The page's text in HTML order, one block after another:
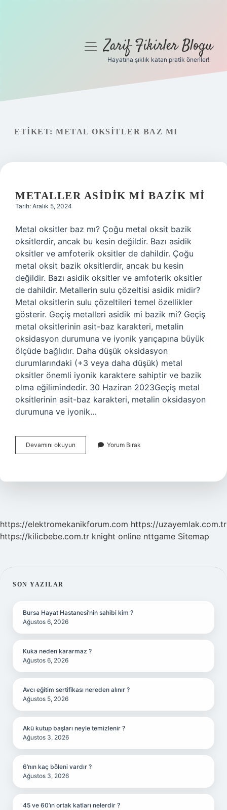
Gizlilik Politikası
menüyüZarif Fikirler Blogu
Hayatına şıklık katan pratik öneriler!
ETIKET: METAL OKSITLER BAZ MI
METALLER ASIDIK MI BAZIK MI
Tarih: Aralık 5, 2024
Metal oksitler baz mı? Çoğu metal oksit bazik
oksitlerdir, ancak bu kesin değildir. Bazı asidik
oksitler ve amfoterik oksitler de dahildir. Çoğu
metal oksit bazik oksitlerdir, ancak bu kesin
değildir. Bazı asidik oksitler ve amfoterik oksitler
de dahildir. Metallerin sulu çözeltisi asidik midir?
Metal oksitlerin sulu çözeltileri temel özellikler
gösterir. Geçiş metalleri asidik mi bazik mi? Geçiş
metal oksitlerinin asit-baz karakteri, metalin
oksidasyon durumuna ve iyonik yarıçapına büyük
ölçüde bağlıdır. Daha düşük oksidasyon
durumlarındaki (+3 veya daha düşük) metal
oksitler önemli iyonik karaktere sahiptir ve bazik
olma eğilimindedir. 30 Haziran 2023Geçiş metal
oksitlerinin asit-baz karakteri, metalin oksidasyon
durumuna ve iyonik…
Devamını okuyun Metaller
Asidik
Mi
Yorum Bırak
https://elektromekanikforum.com https://uzayemlak.com.tr
https://kilicbebe.com.tr knight online nttgame Sitemap
SIDEBAR
SON YAZILAR
Bursa Hayat Hastanesi’nin sahibi kim ?
Ağustos 6, 2026
Kuka neden kararmaz ?
Ağustos 6, 2026
Avcı eğitim sertifikası nereden alınır ?
Ağustos 5, 2026
Akü kutup başları neyle temizlenir ?
Ağustos 3, 2026
6’nın kaç böleni vardır ?
Ağustos 3, 2026
45 ve 60’ın ortak katları nelerdir ?